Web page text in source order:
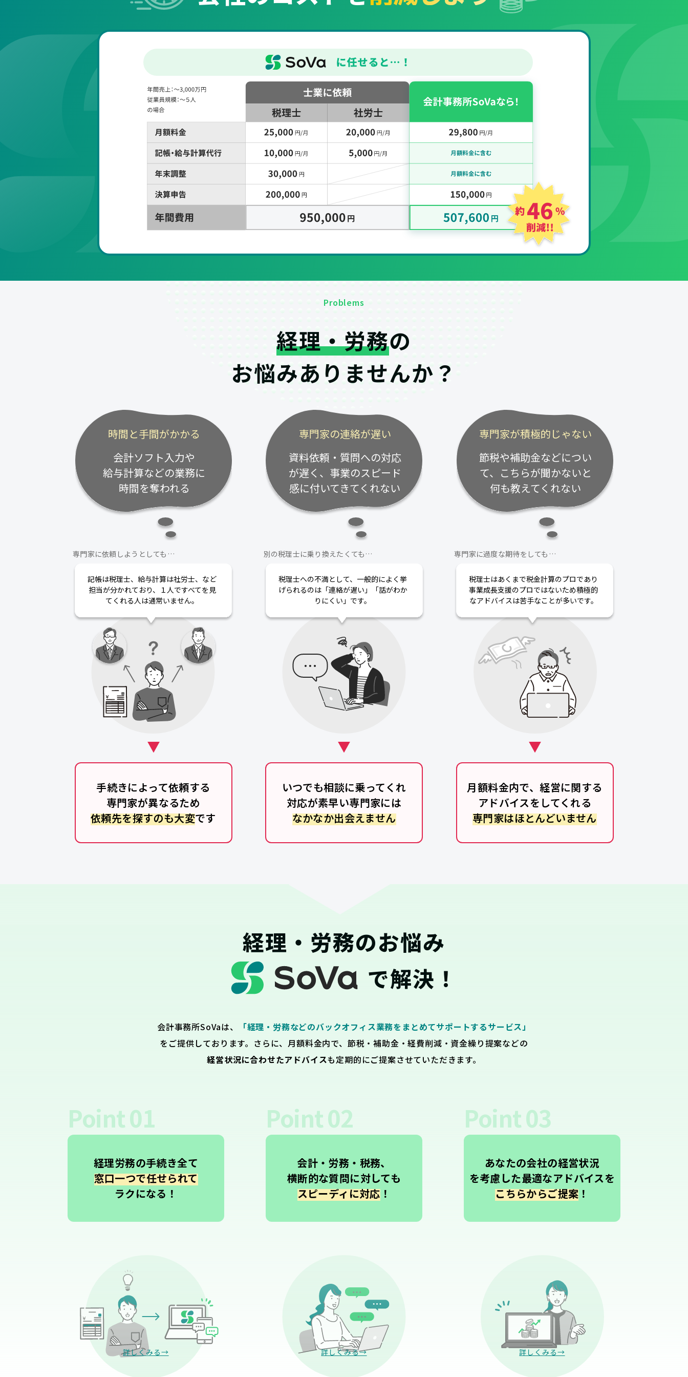
Problems
経理・労務の
お悩みありませんか？
時間と手間がかかる
会計ソフト入力や
給与計算などの業務に
時間を奪われる
専門家に依頼しようとしても…
記帳は税理士、給与計算は社労士、など
担当が分かれており、１人ですべてを見
てくれる人は通常いません。
手続きによって依頼する
専門家が異なるため
依頼先を探すのも大変です
専門家の連絡が遅い
資料依頼・質問への対応
が遅く、事業のスピード
感に付いてきてくれない
別の税理士に乗り換えたくても…
税理士への不満として、一般的によく挙
げられるのは「連絡が遅い」「話がわか
りにくい」です。
いつでも相談に乗ってくれ
対応が素早い専門家には
なかなか出会えません
専門家が積極的じゃない
節税や補助金などについ
て、こちらが聞かないと
何も教えてくれない
専門家に過度な期待をしても…
税理士はあくまで税金計算のプロであり
事業成長支援のプロではないため積極的
なアドバイスは苦手なことが多いです。
月額料金内で、経営に関する
アドバイスをしてくれる
専門家はほとんどいません
経理・労務のお悩み
で解決！
会計事務所SoVaは、
「経理・労務などのバックオフィス業務をまとめてサポートするサービス」
をご提供しております。さらに、月額料金内で、節税・補助金・経費削減・資金繰り提案などの
経営状況に合わせたアドバイスも定期的にご提案させていただきます。
Point01
経理労務の手続き全て
窓口一つで任せられて
ラクになる！
詳しくみる→
Point02
会計・労務・税務、
横断的な質問に対しても
スピーディに対応！
詳しくみる→
Point03
あなたの会社の経営状況
を考慮した最適なアドバイスを
こちらからご提案 ！
詳しくみる→